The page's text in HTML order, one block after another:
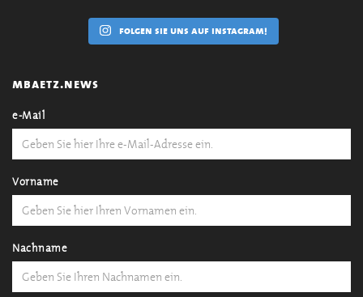
folgen sie uns auf instagram!
mbaetz.news
e-Mail
Vorname
Nachname